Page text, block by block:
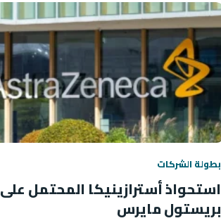
بطولة الشركات
استحواذ أسترازينيكا المحتمل على
بريستول مايرس